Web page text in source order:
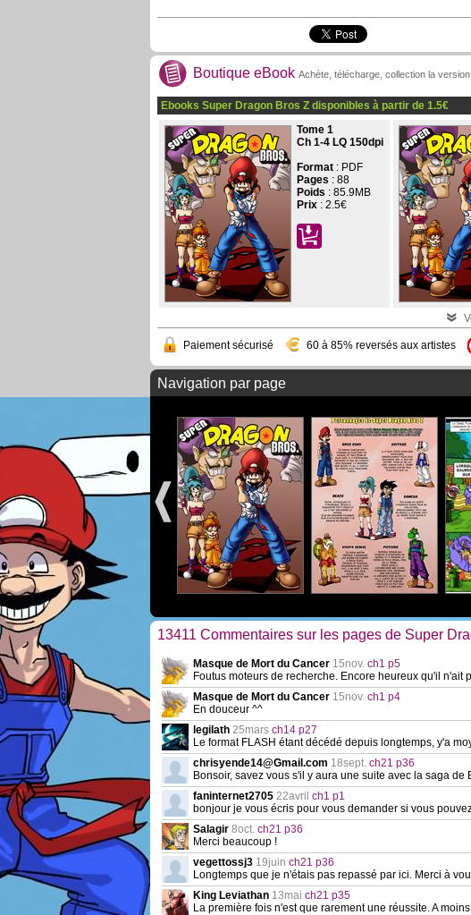
Boutique eBook Achète, télécharge, collection la
Ebooks Super Dragon Bros Z disponibles à partir de 1.5€
Tome 1
Ch 1-4 LQ 150dpi
Format : PDF
Pages : 88
Poids : 85.9MB
Prix : 2.5€
Paiement sécurisé 60 à 85% reversés aux artistes
Navigation par page
13411 Commentaires sur les pages de Super
Masque de Mort du Cancer 15nov. ch1 p5
Foutus moteurs de recherche. Encore heureux qu'il n'ait
Masque de Mort du Cancer 15nov. ch1 p4
En douceur ^^
legilath 25mars ch14 p27
Le format FLASH étant décédé depuis longtemps, y'a
chrisyende14@Gmail.com 18sept. ch21 p36
Bonsoir, savez vous s'il y aura une suite avec la saga de
faninternet2705 22avril ch1 p1
bonjour je vous écris pour vous demander si vous
Salagir 8oct. ch21 p36
Merci beaucoup !
vegettossj3 19juin ch21 p36
Longtemps que je n'étais pas repassé par ici. Merci à
King Leviathan 13mai ch21 p35
La première fois n'est que rarement une réussite. A